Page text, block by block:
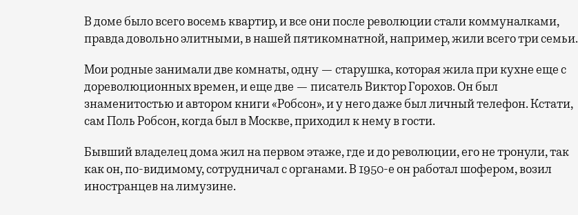
В доме было всего восемь квартир, и все они после революции стали коммуналками,
правда довольно элитными, в нашей пятикомнатной, например, жили всего три семьи.
Мои родные занимали две комнаты, одну — старушка, которая жила при кухне еще с
дореволюционных времен, и еще две — писатель Виктор Горохов. Он был
знаменитостью и автором книги «Робсон», и у него даже был личный телефон. Кстати,
сам Поль Робсон, когда был в Москве, приходил к нему в гости.
Бывший владелец дома жил на первом этаже, где и до революции, его не тронули, так
как он, по-видимому, сотрудничал с органами. В 1950-е он работал шофером, возил
иностранцев на лимузине.